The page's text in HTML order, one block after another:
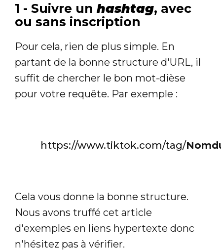
1 - Suivre un hashtag, avec
ou sans inscription
Pour cela, rien de plus simple. En
partant de la bonne structure d'URL, il
suffit de chercher le bon mot-dièse
pour votre requête. Par exemple :
https://www.tiktok.com/tag/
Cela vous donne la bonne structure.
Nous avons truffé cet article
d'exemples en liens hypertexte donc
n'hésitez pas à vérifier.